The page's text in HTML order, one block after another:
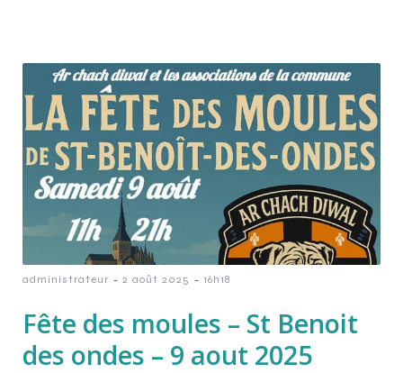
administrateur - 2 août 2025 - 16h18
Fête des moules – St Benoit
des ondes – 9 aout 2025